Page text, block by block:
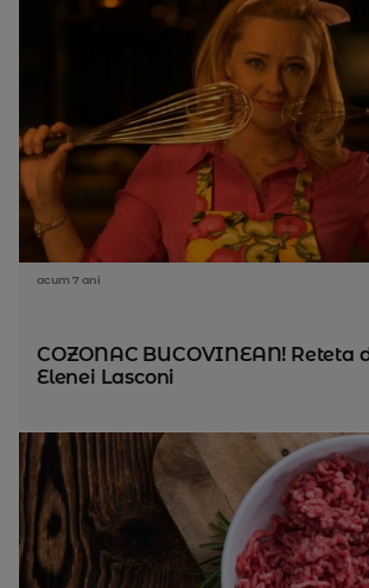
acum 7 ani
COZONAC BUCOVINEAN! Reteta
Elenei Lasconi